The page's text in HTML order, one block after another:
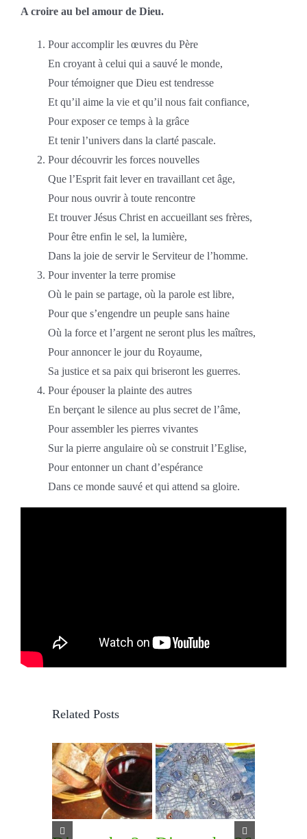
A croire au bel amour de Dieu.
Pour accomplir les œuvres du Père
En croyant à celui qui a sauvé le monde,
Pour témoigner que Dieu est tendresse
Et qu’il aime la vie et qu’il nous fait confiance,
Pour exposer ce temps à la grâce
Et tenir l’univers dans la clarté pascale.
Pour découvrir les forces nouvelles
Que l’Esprit fait lever en travaillant cet âge,
Pour nous ouvrir à toute rencontre
Et trouver Jésus Christ en accueillant ses frères,
Pour être enfin le sel, la lumière,
Dans la joie de servir le Serviteur de l’homme.
Pour inventer la terre promise
Où le pain se partage, où la parole est libre,
Pour que s’engendre un peuple sans haine
Où la force et l’argent ne seront plus les maîtres,
Pour annoncer le jour du Royaume,
Sa justice et sa paix qui briseront les guerres.
Pour épouser la plainte des autres
En berçant le silence au plus secret de l’âme,
Pour assembler les pierres vivantes
Sur la pierre angulaire où se construit l’Eglise,
Pour entonner un chant d’espérance
Dans ce monde sauvé et qui attend sa gloire.
Related Posts